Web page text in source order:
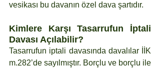
vesikası bu davanın özel dava şartıdır.
Kimlere Karşı Tasarrufun İptali
Davası Açılabilir?
Tasarrufun iptali davasında davalılar İİK
m.282’de sayılmıştır. Borçlu ve borçlu ile